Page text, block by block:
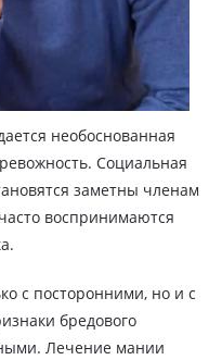
необоснованная
Социальная
заметны членам
воспринимаются
с посторонними, но и с
бредового
Лечение мании